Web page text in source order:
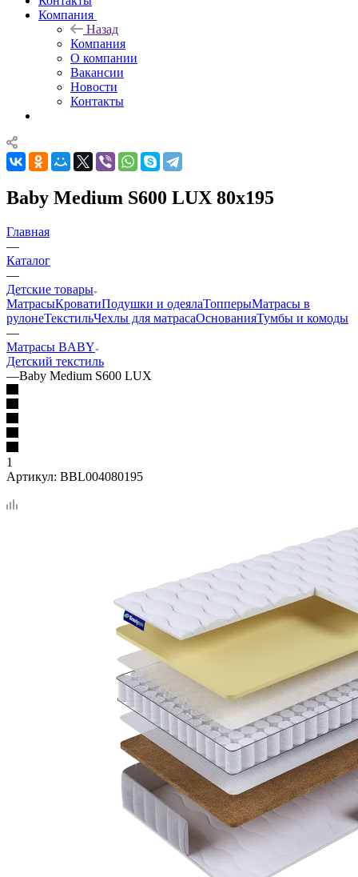
Компания
Назад
Компания
О компании
Вакансии
Новости
Контакты
Baby Medium S600 LUX 80x195
Главная
—
Каталог
—
Детские товары
МатрасыКроватиПодушки и одеялаТопперыМатрасы в
рулонеТекстильЧехлы для матрасаОснованияТумбы и комоды
—
Матрасы BABY
Детский текстиль
—Baby Medium S600 LUX
1
Артикул: BBL004080195